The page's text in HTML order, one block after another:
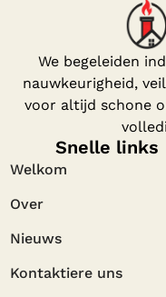
We begeleiden
nauwkeurigheid,
voor altijd schone
Snelle links
Welkom
Over
Nieuws
Kontaktiere uns